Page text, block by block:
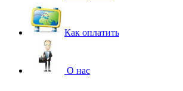
Как оплатить
О нас